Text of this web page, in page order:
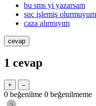
bu sms yi yazarsam
suç işlemiş olurmuyum
caza alırmıyım
1 cevap
0 beğenilme 0 beğenilmeme